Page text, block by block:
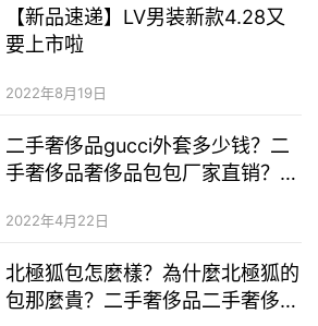
【新品速递】LV男装新款4.28又
要上市啦
2022年8月19日
二手奢侈品gucci外套多少钱？二
手奢侈品奢侈品包包厂家直销？专
2022年4月22日
北極狐包怎麼樣？為什麼北極狐的
包那麼貴？二手奢侈品二手奢侈品